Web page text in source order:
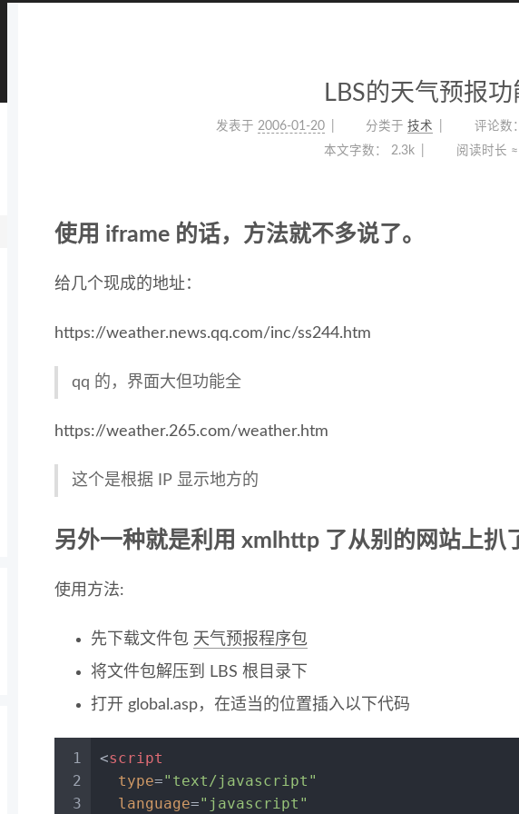
LBS的天气预报功
发表于 2006-01-20 分类于 技术
评论数
本文字数：
2.3k 阅读时长 ≈
使用 iframe 的话，方法就不多说了。
给几个现成的地址：
https://weather.news.qq.com/inc/ss244.htm
qq 的，界面大但功能全
https://weather.265.com/weather.htm
这个是根据 IP 显示地方的
另外一种就是利用 xmlhttp 了从别的网站上扒
使用方法:
先下载文件包 天气预报程序包
将文件包解压到 LBS 根目录下
打开 global.asp，在适当的位置插入以下代码
1
2
3
<script
type="text/javascript"
language="javascript"